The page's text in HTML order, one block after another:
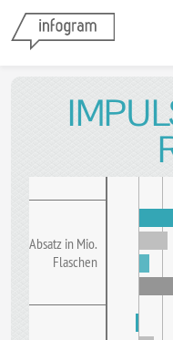
Absatz in Mio.
Flaschen